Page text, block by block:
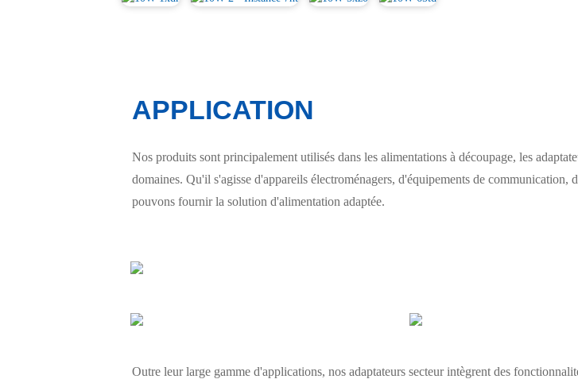
APPLICATION
Nos produits sont principalement utilisés dans les alimentations à découpage, les
domaines. Qu'il s'agisse d'appareils électroménagers, d'équipements de
pouvons fournir la solution d'alimentation adaptée.
Outre leur large gamme d'applications, nos adaptateurs secteur intègrent des